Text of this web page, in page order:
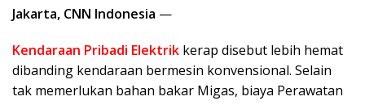
Jakarta, CNN Indonesia —
Kendaraan Pribadi Elektrik kerap disebut lebih hemat
dibanding kendaraan bermesin konvensional. Selain
tak memerlukan bahan bakar Migas, biaya Perawatan